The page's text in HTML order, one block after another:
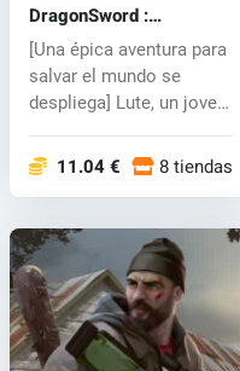
DragonSword :
Awakening (PC) key
[Una épica aventura para
salvar el mundo se
despliega] Lute, un joven
11.04 € 8 tiendas